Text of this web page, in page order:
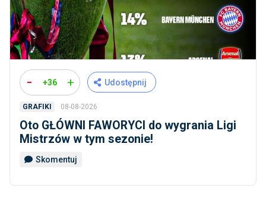
- +36 + Udostępnij
GRAFIKI 08-08-2026
Oto GŁÓWNI FAWORYCI do wygrania Ligi
Mistrzów w tym sezonie!
Skomentuj